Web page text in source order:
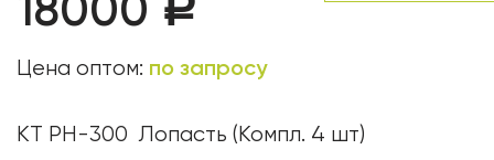
Р
Цена оптом: по запросу
КТ РН-300 Лопасть (Компл. 4 шт)